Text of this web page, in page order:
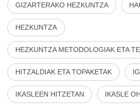
GIZARTERAKO HEZKUNTZA
HEZKUNTZA
HEZKUNTZA METODOLOGIAK ETA
HITZALDIAK ETA TOPAKETAK
IKASLEEN HITZETAN IKASLE